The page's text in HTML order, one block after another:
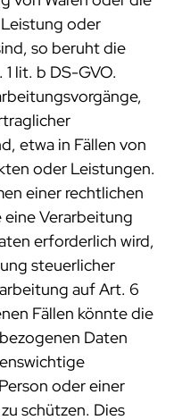
oder
so beruht die
lit. b DS-GVO.
etwa in Fällen von
oder Leistungen.
einer rechtlichen
Verarbeitung
erforderlich wird,
steuerlicher
auf Art. 6
Fällen könnte die
Daten
oder einer
schützen. Dies